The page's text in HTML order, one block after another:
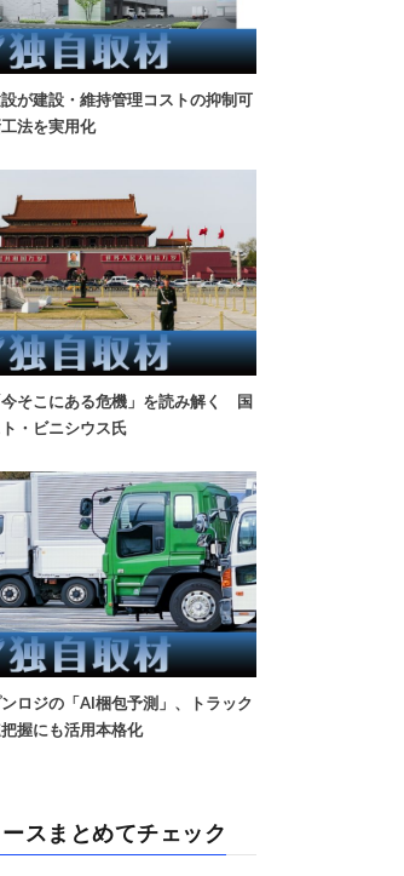
設が建設・維持管理コストの抑制可
法を実用化
今そこにある危機」を読み解く 国
・ビニシウス氏
ンロジの「AI梱包予測」、トラック
握にも活用本格化
ースまとめてチェック